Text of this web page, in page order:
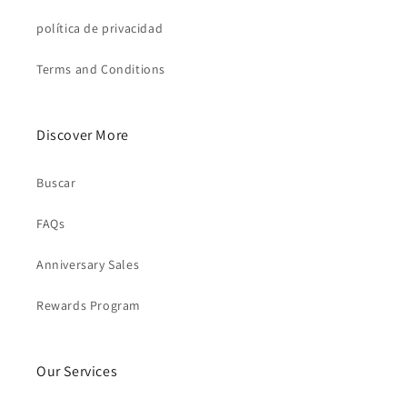
política de privacidad
Terms and Conditions
Discover More
Buscar
FAQs
Anniversary Sales
Rewards Program
Our Services